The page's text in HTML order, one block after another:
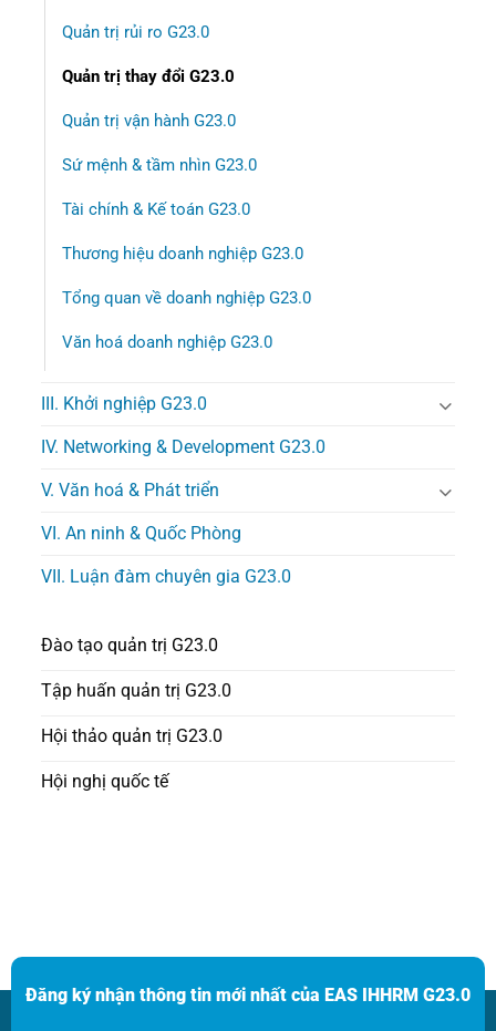
Quản trị rủi ro G23.0
Quản trị thay đổi G23.0
Quản trị vận hành G23.0
Sứ mệnh & tầm nhìn G23.0
Tài chính & Kế toán G23.0
Thương hiệu doanh nghiệp G23.0
Tổng quan về doanh nghiệp G23.0
Văn hoá doanh nghiệp G23.0
III. Khởi nghiệp G23.0
IV. Networking & Development G23.0
V. Văn hoá & Phát triển
VI. An ninh & Quốc Phòng
VII. Luận đàm chuyên gia G23.0
Đào tạo quản trị G23.0
Tập huấn quản trị G23.0
Hội thảo quản trị G23.0
Hội nghị quốc tế
Đăng ký nhận thông tin mới nhất của EAS IHHRM G23.0